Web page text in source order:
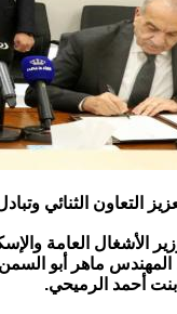
التعاون الثنائي
الأشغال العامة
المهندس ماهر أبو
بنت أحمد الرميحي.